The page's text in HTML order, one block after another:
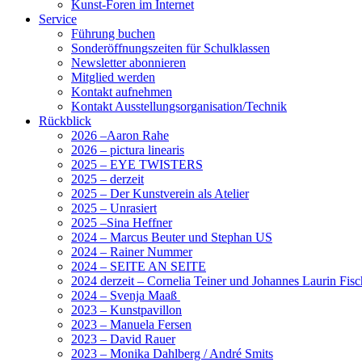
Kunst-Foren im Internet
Service
Führung buchen
Sonderöffnungszeiten für Schulklassen
Newsletter abonnieren
Mitglied werden
Kontakt aufnehmen
Kontakt Ausstellungsorganisation/Technik
Rückblick
2026 –Aaron Rahe
2026 – pictura linearis
2025 – EYE TWISTERS
2025 – derzeit
2025 – Der Kunstverein als Atelier
2025 – Unrasiert
2025 –Sina Heffner
2024 – Marcus Beuter und Stephan US
2024 – Rainer Nummer
2024 – SEITE AN SEITE
2024 derzeit – Cornelia Teiner und Johannes Laurin
2024 – Svenja Maaß
2023 – Kunstpavillon
2023 – Manuela Fersen
2023 – David Rauer
2023 – Monika Dahlberg / André Smits